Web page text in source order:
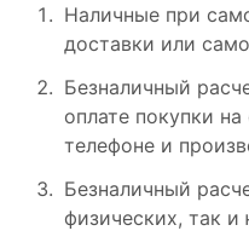
Наличные при
доставки или
Безналичный
оплате покупки
телефоне и
Безналичный
физических, так